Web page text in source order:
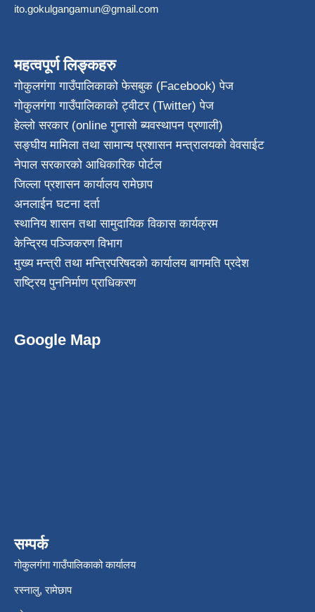
ito.gokulgangamun@gmail.com
महत्वपूर्ण लिङ्कहरु
गोकुलगंगा गाउँपालिकाको फेसबुक (Facebook) पेज
गोकुलगंगा गाउँपालिकाको ट्वीटर (Twitter) पेज
हेल्लो सरकार (online गुनासो ब्यवस्थापन प्रणाली)
सङ्घीय मामिला तथा सामान्य प्रशासन मन्त्रालयको वेवसाईट
नेपाल सरकारको आधिकारिक पोर्टल
जिल्ला प्रशासन कार्यालय रामेछाप
अनलाईन घटना दर्ता
स्थानिय शासन तथा सामुदायिक विकास कार्यक्रम
केन्द्रिय पञ्जिकरण विभाग
मुख्य मन्त्री तथा मन्त्रिपरिषदको कार्यालय बागमति प्रदेश
राष्ट्रिय पुननिर्माण प्राधिकरण
Google Map
सम्पर्क
गोकुलगंगा गाउँपालिकाको कार्यालय
रस्नालु, रामेछाप